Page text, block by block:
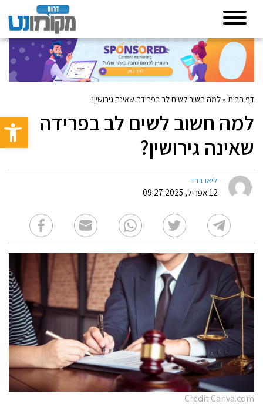
פתח
דף הבית» למה חשוב לשים לב בפרידה שאינה גירושין?
למה חשוב לשים לב בפרידה
שאינה גירושין?
ליאו ברד
12 אפריל, 2025 09:27
Credit Canva.com